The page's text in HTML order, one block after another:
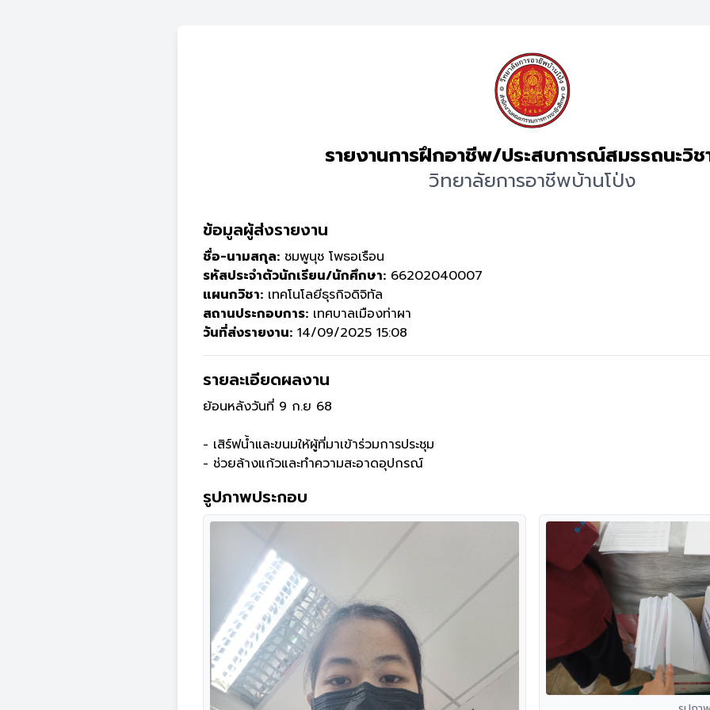
รายงานการฝึกอาชีพ/ประสบการณ์สมรรถนะวิ
วิทยาลัยการอาชีพบ้านโป่ง
ข้อมูลผู้ส่งรายงาน
ชื่อ-นามสกุล: ชมพูนุช โพธอเรือน
รหัสประจำตัวนักเรียน/นักศึกษา: 66202040007
แผนกวิชา: เทคโนโลยีธุรกิจดิจิทัล
สถานประกอบการ: เทศบาลเมืองท่าผา
วันที่ส่งรายงาน: 14/09/2025 15:08
รายละเอียดผลงาน
ย้อนหลังวันที่ 9 ก.ย 68
- เสิร์ฟน้ำและขนมให้ผู้ที่มาเข้าร่วมการประชุม
- ช่วยล้างแก้วและทำความสะอาดอุปกรณ์
รูปภาพประกอบ